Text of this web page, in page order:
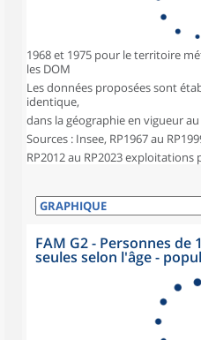
1968 et 1975 pour le territoire
les DOM
Les données proposées sont
identique,
dans la géographie en vigueur
Sources : Insee, RP1967 au
RP2012 au RP2023 exploitations
FAM G2 - Personnes de
seules selon l'âge -